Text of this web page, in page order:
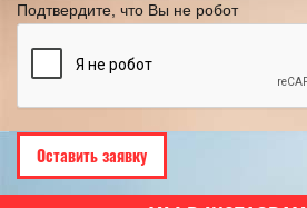
Подтвердите, что Вы не робот